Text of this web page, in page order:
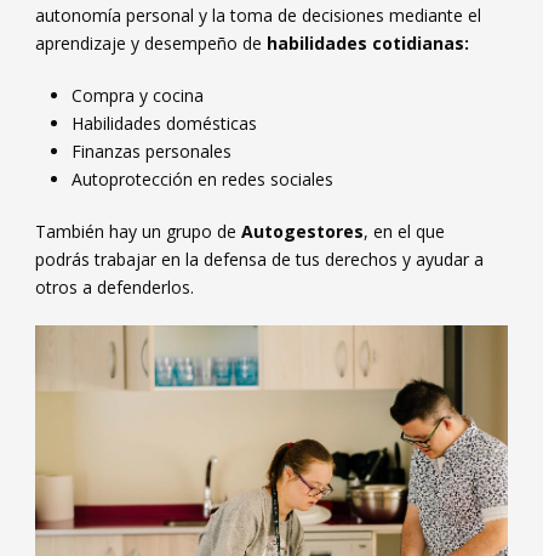
autonomía personal y la toma de decisiones mediante el
aprendizaje y desempeño de habilidades cotidianas:
Compra y cocina
Habilidades domésticas
Finanzas personales
Autoprotección en redes sociales
También hay un grupo de Autogestores, en el que
podrás trabajar en la defensa de tus derechos y ayudar a
otros a defenderlos.